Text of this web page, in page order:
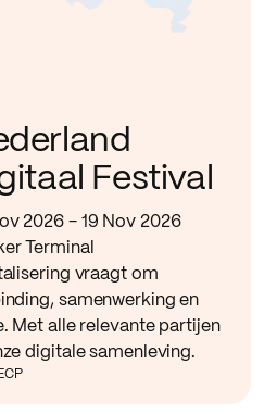
Festival
2026 - 19 Nov 2026
Terminal
vraagt om
samenwerking en
Met alle relevante partijen
digitale samenleving.